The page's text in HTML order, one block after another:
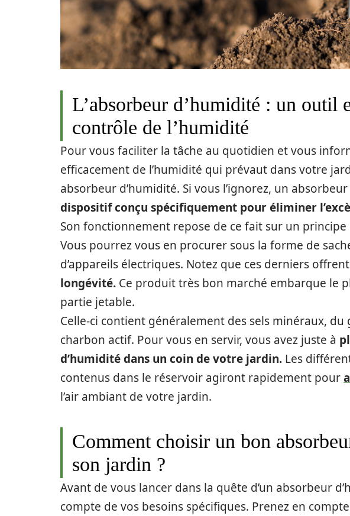
L’absorbeur d’humidité : un outil
contrôle de l’humidité
Pour vous faciliter la tâche au quotidien et vous
efficacement de l’humidité qui prévaut dans votre
absorbeur d’humidité. Si vous l’ignorez, un
dispositif conçu spécifiquement pour éliminer
Son fonctionnement repose de ce fait sur un
Vous pourrez vous en procurer sous la forme de
d’appareils électriques. Notez que ces derniers offrent
longévité. Ce produit très bon marché embarque le
partie jetable.
Celle-ci contient généralement des sels minéraux, du
charbon actif. Pour vous en servir, vous avez juste à
d’humidité dans un coin de votre jardin. Les
contenus dans le réservoir agiront rapidement pour
l’air ambiant de votre jardin.
Comment choisir un bon
son jardin ?
Avant de vous lancer dans la quête d’un absorbeur
compte de vos besoins spécifiques. Prenez en compte